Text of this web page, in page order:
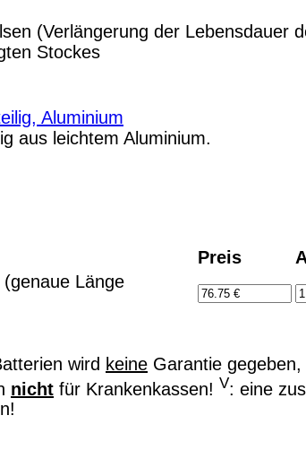
(Verlängerung der Lebensdauer
Stockes
aus leichtem Aluminium.
Preis
Länge
wird keine Garantie
nicht für Krankenkassen! V: eine